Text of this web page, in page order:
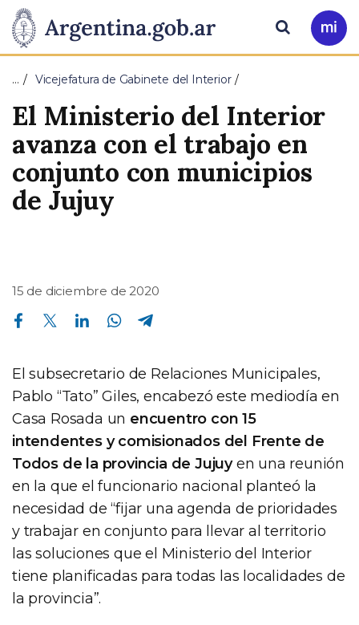
Presidencia
de
la
Nación
Pasar al contenido principal
Ir
a
Buscar
… Vicejefatura de Gabinete del Interior
El Ministerio del Interior
avanza con el trabajo en
conjunto con municipios
de Jujuy
15 de diciembre de 2020
Compartir en Facebook Compartir en Twitter Compartir en Linkedin Compartir en Whatsapp
El subsecretario de Relaciones Municipales,
Pablo “Tato” Giles, encabezó este mediodía en
Casa Rosada un encuentro con 15
intendentes y comisionados del Frente de
Todos de la provincia de Jujuyen una reunión
en la que el funcionario nacional planteó la
necesidad de “fijar una agenda de prioridades
y trabajar en conjunto para llevar al territorio
las soluciones que el Ministerio del Interior
tiene planificadas para todas las localidades de
la provincia”.